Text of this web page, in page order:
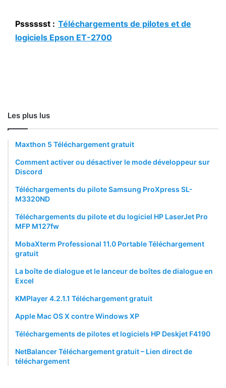
Psssssst : Téléchargements de pilotes et de
logiciels Epson ET-2700
Les plus lus
Maxthon 5 Téléchargement gratuit
Comment activer ou désactiver le mode développeur sur
Discord
Téléchargements du pilote Samsung ProXpress SL-
M3320ND
Téléchargements du pilote et du logiciel HP LaserJet Pro
MFP M127fw
MobaXterm Professional 11.0 Portable Téléchargement
gratuit
La boîte de dialogue et le lanceur de boîtes de dialogue en
Excel
KMPlayer 4.2.1.1 Téléchargement gratuit
Apple Mac OS X contre Windows XP
Téléchargements de pilotes et logiciels HP Deskjet F4190
NetBalancer Téléchargement gratuit – Lien direct de
téléchargement